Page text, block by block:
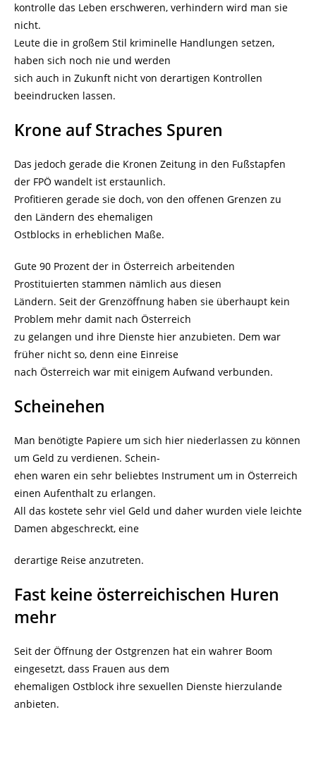
kontrolle das Leben erschweren, verhindern wird man sie
nicht.
Leute die in großem Stil kriminelle Handlungen setzen,
haben sich noch nie und werden
sich auch in Zukunft nicht von derartigen Kontrollen
beeindrucken lassen.
Krone auf Straches Spuren
Das jedoch gerade die Kronen Zeitung in den Fußstapfen
der FPÖ wandelt ist erstaunlich.
Profitieren gerade sie doch, von den offenen Grenzen zu
den Ländern des ehemaligen
Ostblocks in erheblichen Maße.
Gute 90 Prozent der in Österreich arbeitenden
Prostituierten stammen nämlich aus diesen
Ländern. Seit der Grenzöffnung haben sie überhaupt kein
Problem mehr damit nach Österreich
zu gelangen und ihre Dienste hier anzubieten. Dem war
früher nicht so, denn eine Einreise
nach Österreich war mit einigem Aufwand verbunden.
Scheinehen
Man benötigte Papiere um sich hier niederlassen zu können
um Geld zu verdienen. Schein-
ehen waren ein sehr beliebtes Instrument um in Österreich
einen Aufenthalt zu erlangen.
All das kostete sehr viel Geld und daher wurden viele leichte
Damen abgeschreckt, eine
derartige Reise anzutreten.
Fast keine österreichischen Huren
mehr
Seit der Öffnung der Ostgrenzen hat ein wahrer Boom
eingesetzt, dass Frauen aus dem
ehemaligen Ostblock ihre sexuellen Dienste hierzulande
anbieten.